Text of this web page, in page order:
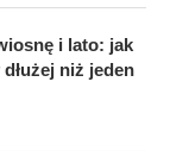
i lato: jak
dłużej niż jeden